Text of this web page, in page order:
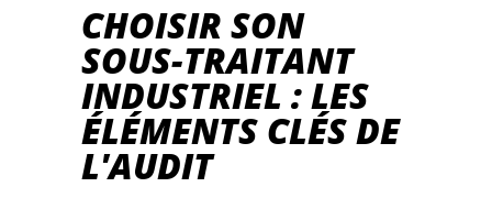
CHOISIR SON
SOUS-TRAITANT
INDUSTRIEL : LES
ÉLÉMENTS CLÉS DE
L'AUDIT